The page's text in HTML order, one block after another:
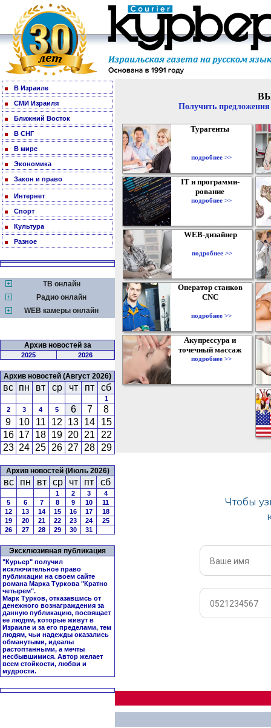
В Израиле
СМИ Израиля
Ближний Восток
В СНГ
В мире
Экономика
Закон и право
Интернет
Спорт
Культура
Разное
ТВ онлайн
Радио онлайн
WEB камеры онлайн
Архив новостей за
2025 2026
Архив новостей (Август 2026)
вс пн вт ср чт пт сб
1
2
3 4 5 6 7
8
9
10 11 12 13 14
15
16 17 18 19 20 21
22
23 24 25 26 27 28 29
Архив новостей (Июль 2026)
вс пн вт ср чт пт сб
1 2 3
4
5
6 7 8 9 10
11
12
13 14 15 16 17
18
19
20 21 22 23 24
25
26
27 28 29 30 31
Эксклюзивная публикация
"Курьер" получил
исключительное право
публикации на своем сайте
романа Марка Туркова "Кратно
четырем".
Марк Турков, отказавшись от
денежного вознаграждения за
данную публикацию, посвящает
ее людям, которые живут в
Израиле и за его пределами, тем
людям, чьи надежды оказались
обманутыми, идеалы
растоптанными, а мечты
несбывшимися. Автор желает
всем стойкости, любви и
мудрости.
Получить
Турагенты
подробнее >>
IT и программи-
рование
подробнее >>
WEB-дизайнер
подробнее >>
Оператор станков
CNC
подробнее >>
Акупрессура и
точечный массаж
подробнее >>